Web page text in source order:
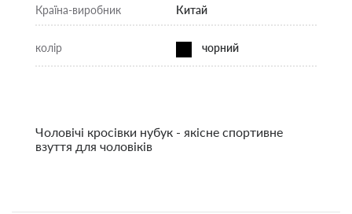
Країна-виробник Китай
колір чорний
Чоловічі кросівки нубук - якісне спортивне
взуття для чоловіків